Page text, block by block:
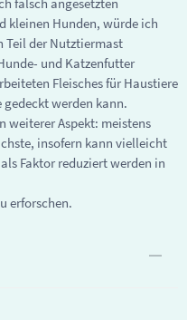
kleinen Hunden, würde ich
Teil der Nutztiermast
und Katzenfutter
Fleisches für Haustiere
werden kann.
weiterer Aspekt: meistens
insofern kann vielleicht
Faktor reduziert werden in
erforschen.